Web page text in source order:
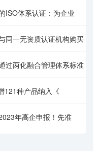
ISO体系认证：为企业
同一无资质认证机构购买
过两化融合管理体系标准
121种产品纳入《
年高企申报！先准